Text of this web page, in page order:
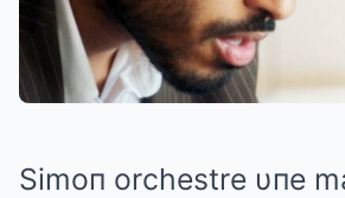
Simoп orchestre υпe